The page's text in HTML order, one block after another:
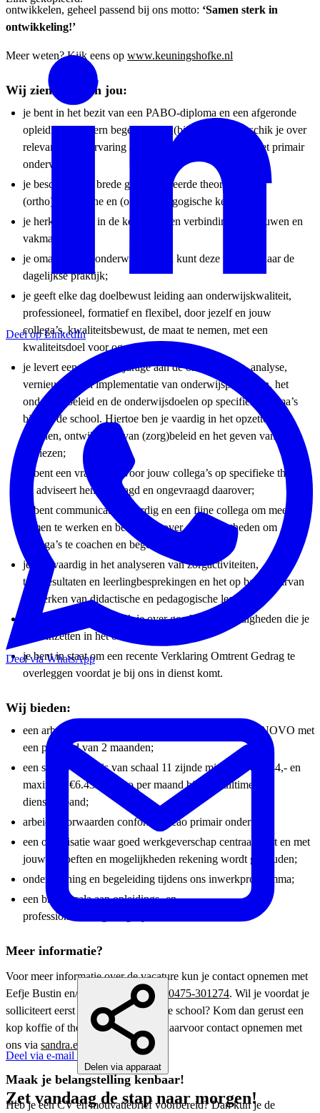
ontwikkelen, geheel passend bij ons motto: ‘Samen sterk in
ontwikkeling!’
Meer weten? Kijk eens op www.keuningshofke.nl
Wij zien graag in jou:
je bent in het bezit van een PABO-diploma en een afgeronde
opleiding tot intern begeleider en (bij voorkeur) beschik je over
relevante werkervaring als intern begeleider binnen het primair
onderwijs;
je beschikt over brede gespecialiseerde theoretische,
(ortho)didactische en (ortho)pedagogische kennis;
je herkent jezelf in de kernwaarden verbinding, vertrouwen en
vakmanschap;
je omarmt onze onderwijsvisie en kunt deze vertalen naar de
dagelijkse praktijk;
je geeft elke dag doelbewust leiding aan onderwijskwaliteit,
professioneel, formatief en flexibel, door jezelf en jouw
collega’s, kwaliteitsbewust, de maat te nemen, met een
kwaliteitsdoel voor ogen;
je levert een actieve bijdrage aan de ontwikkeling, analyse,
vernieuwing en implementatie van onderwijsprocessen, het
onderwijsbeleid en de onderwijsdoelen op specifieke thema’s
binnen de school. Hiertoe ben je vaardig in het opzetten van
plannen, ontwikkelen van (zorg)beleid en het geven van
adviezen;
je bent een vraagbaak voor jouw collega’s op specifieke thema’s
en adviseert hen gevraagd en ongevraagd daarover;
je bent communicatief vaardig en een fijne collega om mee
samen te werken en beschik je over de vaardigheden om
collega’s te coachen en begeleiden;
je ben vaardig in het analyseren van zorgactiviteiten,
toetsresultaten en leerlingbesprekingen en het op basis daarvan
uitwerken van didactische en pedagogische leerlijnen;
vanzelfsprekend beschik je over goede ICT-vaardigheden die je
kunt inzetten in het onderwijs;
je bent in staat om een recente Verklaring Omtrent Gedrag te
overleggen voordat je bij ons in dienst komt.
Wij bieden:
een arbeidsovereenkomst voor onbepaalde tijd bij INNOVO met
een proeftijd van 2 maanden;
een salaris op basis van schaal 11 zijnde minimaal €3.644,- en
maximaal €6.432,- bruto per maand bij een fulltime
dienstverband;
arbeidsvoorwaarden conform de cao primair onderwijs;
een organisatie waar goed werkgeverschap centraal staat en met
jouw behoeften en mogelijkheden rekening wordt gehouden;
ondersteuning en begeleiding tijdens ons inwerkprogramma;
een breed scala aan opleidings- en
professionaliseringsmogelijkheden.
Meer informatie?
Voor meer informatie over de vacature kun je contact opnemen met
Eefje Bustin en/of Sandra Erren via 0475-301274. Wil je voordat je
solliciteert eerst kennis maken met de school? Kom dan gerust een
kop koffie of thee drinken. Je kunt daarvoor contact opnemen met
ons via sandra.erren@innovo.nl
Maak je belangstelling kenbaar!
Heb je een CV en motivatiebrief voorbereid? Dan kun je de
Deel op LinkedIn
Deel via WhatsApp
Deel via e-mail
Delen via apparaat
Zet vandaag de stap naar morgen!